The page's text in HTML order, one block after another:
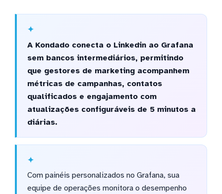
A Kondado conecta o Linkedin ao Grafana
sem bancos intermediários, permitindo
que gestores de marketing acompanhem
métricas de campanhas, contatos
qualificados e engajamento com
atualizações configuráveis de 5 minutos a
diárias.
Com painéis personalizados no Grafana, sua
equipe de operações monitora o desempenho